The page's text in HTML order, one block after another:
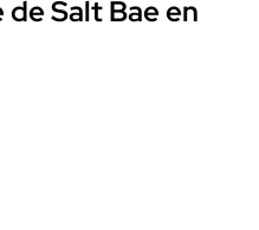
Salt Bae en